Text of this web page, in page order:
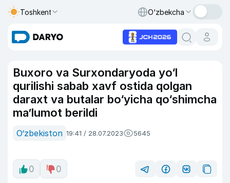
Toshkent O‘zbekcha
Buxoro va Surxondaryoda yo‘l
qurilishi sabab xavf ostida qolgan
daraxt va butalar bo‘yicha qo‘shimcha
ma’lumot berildi
O‘zbekiston 19:41 / 28.07.2023 5645
0 0